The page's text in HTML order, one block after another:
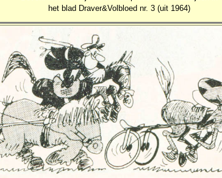
het blad Draver&Volbloed nr. 3 (uit 1964)